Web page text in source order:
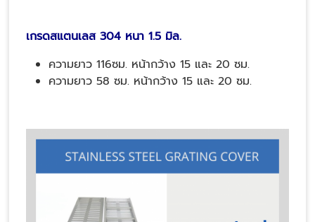
เกรดสแตนเลส 304 หนา 1.5 มิล.
ความยาว 116ซม. หน้ากว้าง 15 และ 20 ซม.
ความยาว 58 ซม. หน้ากว้าง 15 และ 20 ซม.